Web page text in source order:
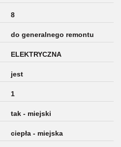
8
do generalnego remontu
ELEKTRYCZNA
jest
1
tak - miejski
ciepła - miejska